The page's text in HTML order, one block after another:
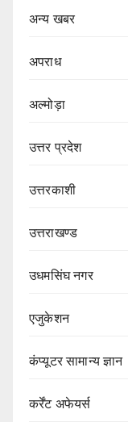
अन्य खबर
अपराध
अल्मोड़ा
उत्तर प्रदेश
उत्तरकाशी
उत्तराखण्ड
उधमसिंघ नगर
एजुकेशन
कंप्यूटर सामान्य ज्ञान
कर्रेंट अफेयर्स